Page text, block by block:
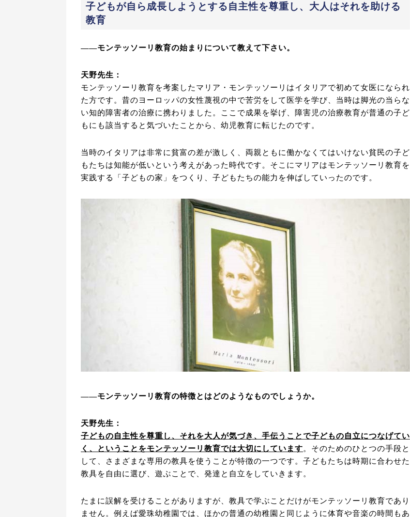
子どもが自ら成長しようとする自主性を尊重し、大人はそれを助ける
教育
――モンテッソーリ教育の始まりについて教えて下さい。
天野先生：
モンテッソーリ教育を考案したマリア・モンテッソーリはイタリアで初めて女医になられ
た方です。昔のヨーロッパの女性蔑視の中で苦労をして医学を学び、当時は脚光の当らな
い知的障害者の治療に携わりました。ここで成果を挙げ、障害児の治療教育が普通の子ど
もにも該当すると気づいたことから、幼児教育に転じたのです。
当時のイタリアは非常に貧富の差が激しく、両親ともに働かなくてはいけない貧民の子ど
もたちは知能が低いという考えがあった時代です。そこにマリアはモンテッソーリ教育を
実践する「子どもの家」をつくり、子どもたちの能力を伸ばしていったのです。
――モンテッソーリ教育の特徴とはどのようなものでしょうか。
天野先生：
子どもの自主性を尊重し、それを大人が気づき、手伝うことで子どもの自立につなげてい
く、ということをモンテッソーリ教育では大切にしています。そのためのひとつの手段と
して、さまざまな専用の教具を使うことが特徴の一つです。子どもたちは時期に合わせた
教具を自由に選び、遊ぶことで、発達と自立をしていきます。
たまに誤解を受けることがありますが、教具で学ぶことだけがモンテッソーリ教育であり
ません。例えば愛珠幼稚園では、ほかの普通の幼稚園と同じように体育や音楽の時間もあ